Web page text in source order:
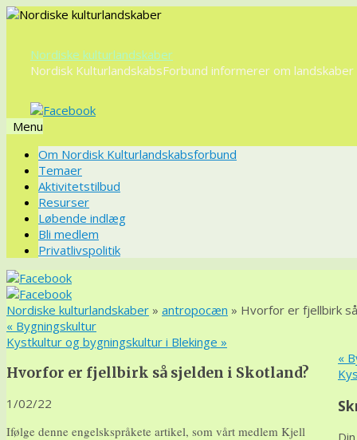
Nordiske kulturlandskaber
Nordisk KulturlandskabsForbund informerer om
Menu
Videre
indhold
Om Nordisk Kulturlandskabsforbund
Temaer
Aktivitetstilbud
Resurser
Løbende indlæg
Bli medlem
Privatlivspolitik
Nordiske kulturlandskaber » antropocæn » Hvorfor er fjellbirk
« Bygningskultur
Kystkultur og bygningskultur i Blekinge »
Hvorfor er fjellbirk så sjelden i Skotland?
1/02/22
Ifølge denne engelskspråkete artikel, som vårt medlem Kjell
«